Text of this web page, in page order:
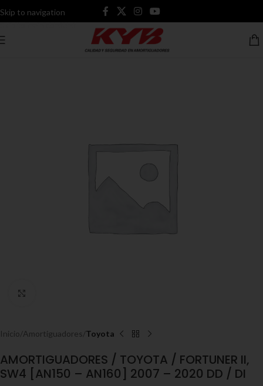
Skip to navigation
Skip to main content
Inicio Amortiguadores Toyota
AMORTIGUADORES / TOYOTA / FORTUNER II,
SW4 [AN150 – AN160] 2007 – 2020 DD / DI